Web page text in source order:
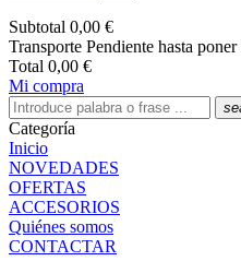
Subtotal 0,00 €
Transporte Pendiente hasta
Total 0,00 €
Mi compra
Categoría
Inicio
NOVEDADES
OFERTAS
ACCESORIOS
Quiénes somos
CONTACTAR